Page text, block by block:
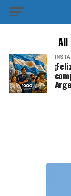
All